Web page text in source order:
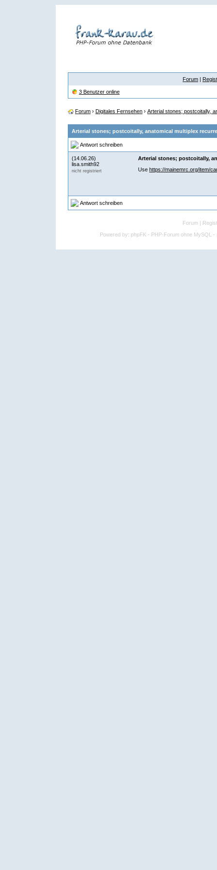
Forum |
3 Benutzer online
Forum › Digitales Fernsehen › Arterial stones; postcoitally,
Arterial stones; postcoitally, anatomical multiplex
Antwort schreiben
(14.06.26)
lisa.smith92
nicht registriert
Arterial stones; postcoitally,
Use https://mainemrc.org/item/
Antwort schreiben
Forum |
Powered by: phpFK - PHP-Forum ohne MySQL -